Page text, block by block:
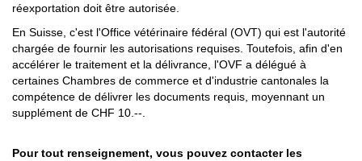
réexportation doit être autorisée.
En Suisse, c'est l'Office vétérinaire fédéral (OVT) qui est l'autorité
chargée de fournir les autorisations requises. Toutefois, afin d'en
accélérer le traitement et la délivrance, l'OVF a délégué à
certaines Chambres de commerce et d'industrie cantonales la
compétence de délivrer les documents requis, moyennant un
supplément de CHF 10.--.
Pour tout renseignement, vous pouvez contacter les